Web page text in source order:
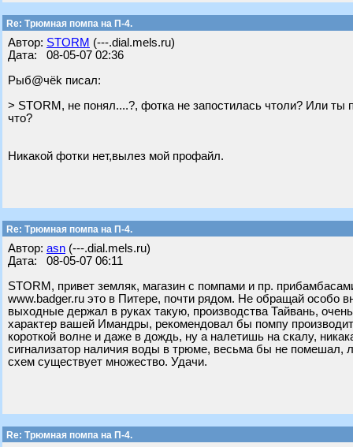
Re: Трюмная помпа на П-4.
Автор: STORM (---.dial.mels.ru)
Дата: 08-05-07 02:36
Рыб@чёk писал:
> STORM, не понял....?, фотка не запостилась чтоли? Или ты
что?
Никакой фотки нет,вылез мой профайл.
Re: Трюмная помпа на П-4.
Автор: asn (---.dial.mels.ru)
Дата: 08-05-07 06:11
STORM, привет земляк, магазин с помпами и пр.
www.badger.ru это в Питере, почти рядом. Не обращай особо
выходные держал в руках такую, производства Тайвань,
характер вашей Имандры, рекомендовал бы помпу
короткой волне и даже в дождь, ну а налетишь на скалу,
сигнализатор наличия воды в трюме, весьма бы не помешал,
схем существует множество. Удачи.
Re: Трюмная помпа на П-4.